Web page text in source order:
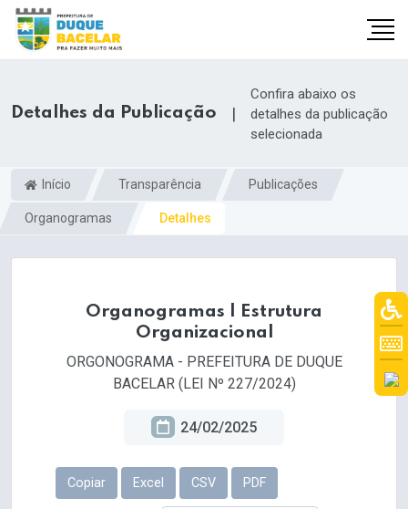
Detalhes da Publicação |
Confira abaixo os
detalhes da publicação
selecionada
Início Transparência Publicações
Organogramas Detalhes
Organogramas | Estrutura
Organizacional
ORGONOGRAMA - PREFEITURA DE DUQUE
BACELAR (LEI Nº 227/2024)
24/02/2025
Copiar Excel CSV PDF